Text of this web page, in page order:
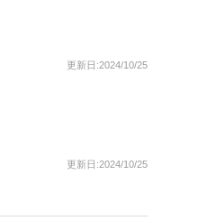
更新日:2024/10/25
更新日:2024/10/25